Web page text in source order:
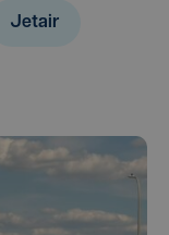
Jetair